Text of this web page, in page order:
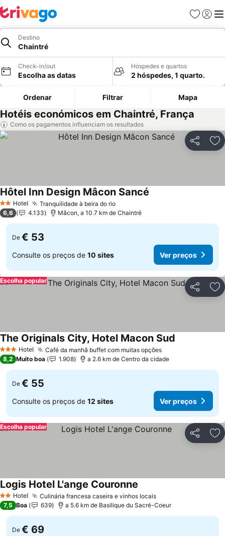
Favoritos
Iniciar
Destino
Chaintré
Check-in/out
Escolha as datas
Hóspedes e quartos
2 hóspedes, 1 quarto.
Ordenar Filtrar Mapa
Hotéis económicos em Chaintré, França
Como os pagamentos influenciam os resultados
Partilhar
2 Estrelas
Hotel Tranquilidade à beira do rio
Hôtel Inn Design Mâcon Sancé
6,6 4.133 Mâcon, a 10.7 km de Chaintré
De € 53
Consulte os preços de 10 sites Ver preços
Partilhar
Escolha popular
3 EstrelasHotel Café da manhã buffet com muitas opções
The Originals City, Hotel Macon Sud
8,2 Muito boa 1.908 a 2.6 km de Centro da cidade
De € 55
Consulte os preços de 12 sites Ver preços
Partilhar
Escolha popular
2 Estrelas
Hotel Culinária francesa caseira e vinhos locais
Logis Hotel L'ange Couronne
7,5 Boa 639 a 5.6 km de Basilique du Sacré-Coeur
De € 69